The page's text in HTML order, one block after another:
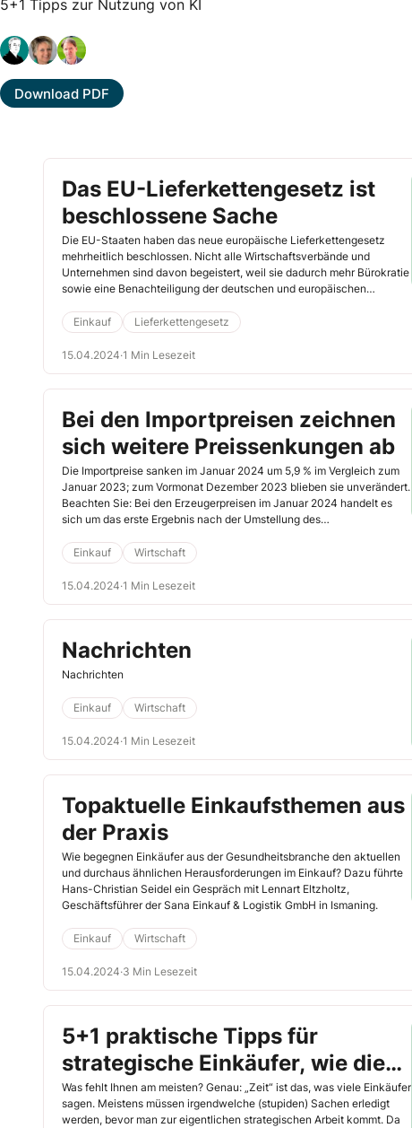
5+1 Tipps zur Nutzung von KI
Download PDF
Das EU-Lieferkettengesetz ist
beschlossene Sache
Die EU-Staaten haben das neue europäische Lieferkettengesetz
mehrheitlich beschlossen. Nicht alle Wirtschaftsverbände und
Unternehmen sind davon begeistert, weil sie dadurch mehr Bürokratie
sowie eine Benachteiligung der deutschen und europäischen
Einkauf
Lieferkettengesetz
15.04.2024·1 Min Lesezeit
Bei den Importpreisen zeichnen
sich weitere Preissenkungen ab
Die Importpreise sanken im Januar 2024 um 5,9 % im Vergleich zum
Januar 2023; zum Vormonat Dezember 2023 blieben sie unverändert.
Beachten Sie: Bei den Erzeugerpreisen im Januar 2024 handelt es
sich um das erste Ergebnis nach der Umstellung des
2021.Einkauf Wirtschaft
15.04.2024·1 Min Lesezeit
Nachrichten
Nachrichten
Einkauf Wirtschaft
15.04.2024·1 Min Lesezeit
Topaktuelle Einkaufsthemen aus
der Praxis
Wie begegnen Einkäufer aus der Gesundheitsbranche den aktuellen
und durchaus ähnlichen Herausforderungen im Einkauf? Dazu führte
Hans-Christian Seidel ein Gespräch mit Lennart Eltzholtz,
Geschäftsführer der Sana Einkauf & Logistik GmbH in Ismaning.
Einkauf Wirtschaft
15.04.2024·3 Min Lesezeit
5+1 praktische Tipps für
strategische Einkäufer, wie die
generative KI unterstützen kann
Was fehlt Ihnen am meisten? Genau: „Zeit“ ist das, was viele Einkäufer
sagen. Meistens müssen irgendwelche (stupiden) Sachen erledigt
werden, bevor man zur eigentlichen strategischen Arbeit kommt. Da